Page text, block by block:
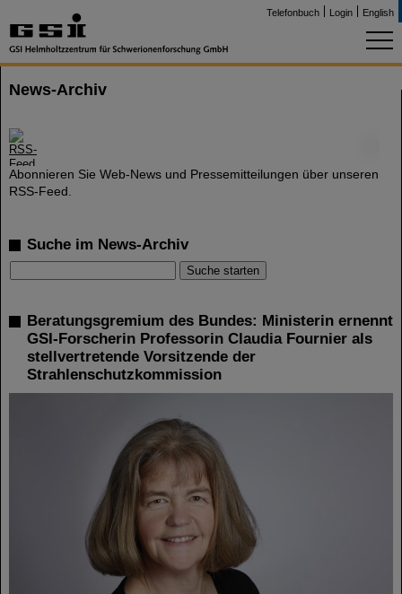
Telefonbuch Login English
News-Archiv
Abonnieren Sie Web-News und Pressemitteilungen über unseren
RSS-Feed.
Suche im News-Archiv
Beratungsgremium des Bundes: Ministerin ernennt
GSI-Forscherin Professorin Claudia Fournier als
stellvertretende Vorsitzende der
Strahlenschutzkommission